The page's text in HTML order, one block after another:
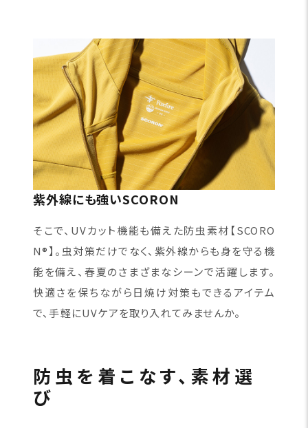
紫外線にも強いSCORON
そこで、UVカット機能も備えた防虫素材【SCORO
N®】。虫対策だけでなく、紫外線からも身を守る機
能を備え、春夏のさまざまなシーンで活躍します。
快適さを保ちながら日焼け対策もできるアイテム
で、手軽にUVケアを取り入れてみませんか。
防虫を着こなす、素材選
び